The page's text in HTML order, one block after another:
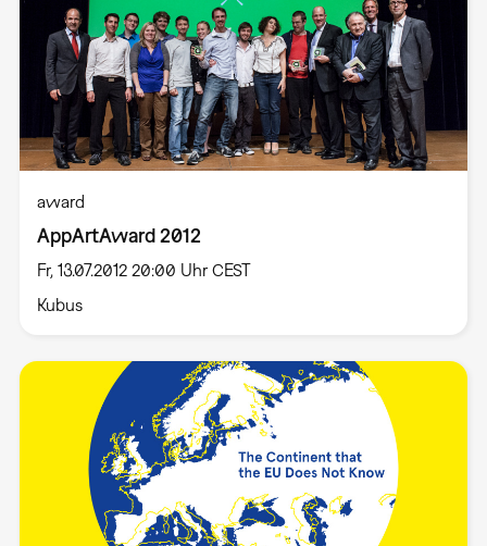
award
AppArtAward 2012
Fr, 13.07.2012 20:00 Uhr CEST
Kubus